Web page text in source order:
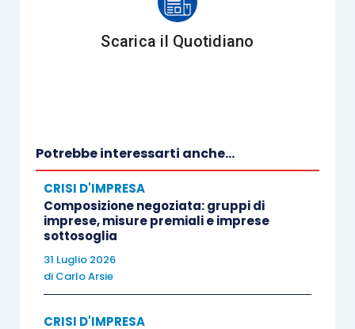
l’imprenditore individua le parti con cui ritiene
che debbano essere avviate le trattative.
l’interesse è commisurato alle
conseguenze derivanti su di essa dal
venir meno dellacontinuità aziendale
devono essere ben valutate le utilità
derivanti dalla prosecuzione del rapporto;
soddisfacimento dei diritti di credito
Scarica il Quotidiano
Potrebbe interessarti anche...
CRISI D'IMPRESA
Composizione negoziata: gruppi di
imprese, misure premiali e imprese
sottosoglia
31 Luglio 2026
di Carlo Arsie
CRISI D'IMPRESA